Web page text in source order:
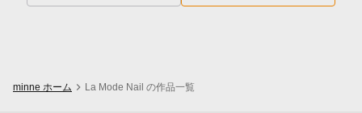
minne ホーム La Mode Nail の作品一覧